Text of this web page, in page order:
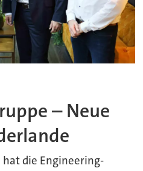
– Neue
die Engineering-